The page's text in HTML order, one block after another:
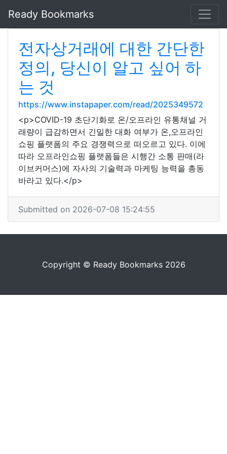
Ready Bookmarks
전자상거래에 대한 간단한
정의, 당신이 알고 싶어 하
는 것
https://www.instapaper.com/read/2025349572
<p>COVID-19 초단기화로 온/오프라인 유통채널 거
래량이 급감하면서 긴밀한 대화 여부가 온,오프라인
쇼핑 플랫폼의 주요 경쟁력으로 떠오르고 있다. 이에
따라 오프라인쇼핑 플랫폼들은 시행간 소통 판매(라
이브커머스)에 자사의 기술력과 마케팅 능력을 총동
바라고 있다.</p>
Submitted on 2026-07-08 15:24:55
Copyright © Ready Bookmarks 2026